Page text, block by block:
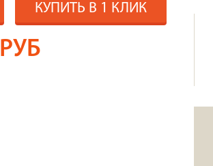
КУПИТЬ В 1 КЛИК
РУБ